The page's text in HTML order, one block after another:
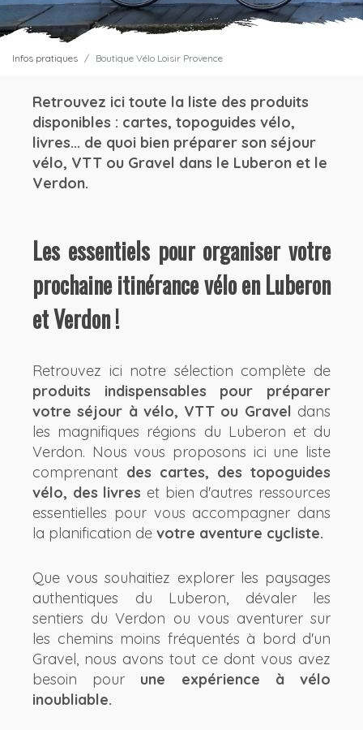
Infos pratiques Boutique Vélo Loisir Provence
Retrouvez ici toute la liste des produits
disponibles : cartes, topoguides vélo,
livres... de quoi bien préparer son séjour
vélo, VTT ou Gravel dans le Luberon et le
Verdon.
Les essentiels pour organiser votre
prochaine itinérance vélo en Luberon
et Verdon !
Retrouvez ici notre sélection complète de
produits indispensables pour préparer
votre séjour à vélo, VTT ou Gravel dans
les magnifiques régions du Luberon et du
Verdon. Nous vous proposons ici une liste
comprenant des cartes, des topoguides
vélo, des livres et bien d'autres ressources
essentielles pour vous accompagner dans
la planification de votre aventure cycliste.
Que vous souhaitiez explorer les paysages
authentiques du Luberon, dévaler les
sentiers du Verdon ou vous aventurer sur
les chemins moins fréquentés à bord d'un
Gravel, nous avons tout ce dont vous avez
besoin pour une expérience à vélo
inoubliable.